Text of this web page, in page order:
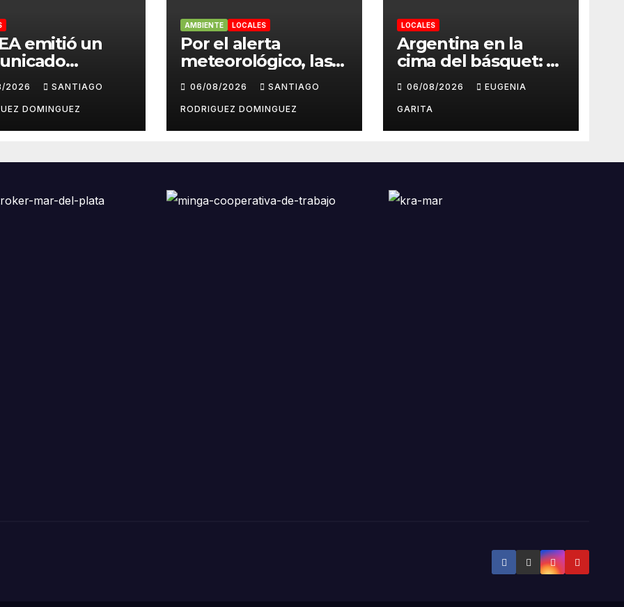
emitió un
las
pseudo
de
en Mar
2026 SANTIAGO
DOMINGUEZ
AMBIENTE LOCALES
Por el alerta
meteorológico, las
centrales sindicales
suspendieron la
convocatoria contra
la Ley de Tierras en
06/08/2026 SANTIAGO
RODRIGUEZ DOMINGUEZ
LOCALES
Argentina en la
cima del básquet: el
camino invicto, el
esfuerzo familiar y
la jugada que valió
un Mundial
06/08/2026 EUGENIA
GARITA